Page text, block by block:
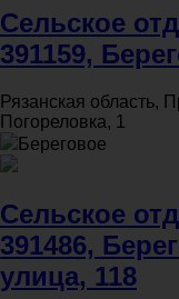
Сельское
391159,
Рязанская область,
Погореловка, 1
Береговое
Сельское
391486,
улица, 118